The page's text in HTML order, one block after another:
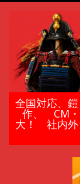
鎧
甲
全国対応、
作、 CM・
大！ 社内外